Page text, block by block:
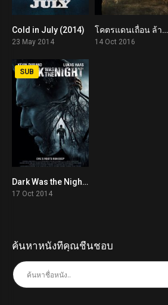
6.8
Cold in July (2014)
23 May 2014
5.3
โคตรแดนเถื่อน ล้างพันธุ์ซอมบี้ 2 Stake Land II (The Stakelander) (2016)
14 Oct 2016
5.6
SUB
Dark Was the Night (2014)
17 Oct 2014
ค้นหาหนังที่คุณชื่นชอบ